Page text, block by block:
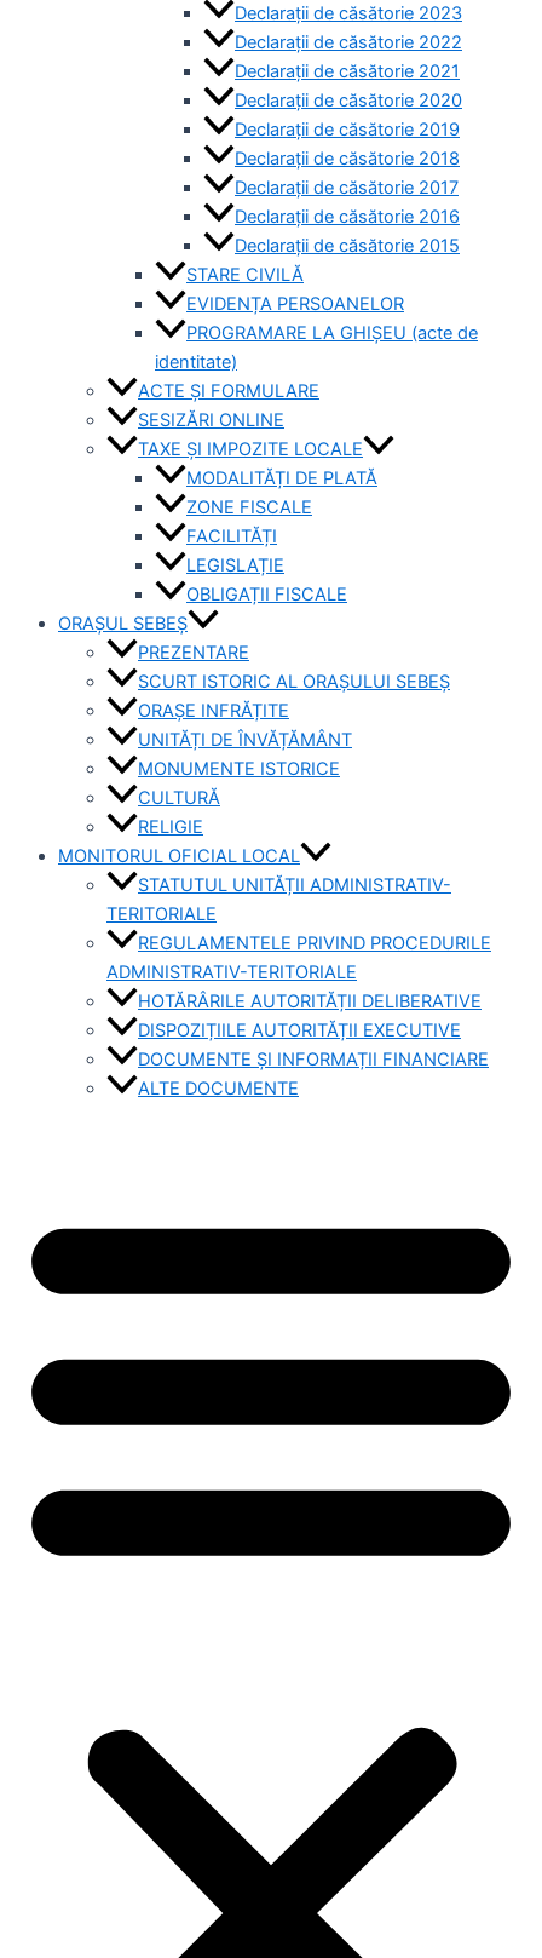
Declarații de căsătorie 2023
Declarații de căsătorie 2022
Declarații de căsătorie 2021
Declarații de căsătorie 2020
Declarații de căsătorie 2019
Declarații de căsătorie 2018
Declarații de căsătorie 2017
Declarații de căsătorie 2016
Declarații de căsătorie 2015
STARE CIVILĂ
EVIDENȚA PERSOANELOR
PROGRAMARE LA GHIȘEU (acte de
identitate)
ACTE ȘI FORMULARE
SESIZĂRI ONLINE
TAXE ȘI IMPOZITE LOCALE
MODALITĂȚI DE PLATĂ
ZONE FISCALE
FACILITĂȚI
LEGISLAȚIE
OBLIGAȚII FISCALE
ORAȘUL SEBEȘ
PREZENTARE
SCURT ISTORIC AL ORAȘULUI SEBEȘ
ORAȘE INFRĂȚITE
UNITĂȚI DE ÎNVĂȚĂMÂNT
MONUMENTE ISTORICE
CULTURĂ
RELIGIE
MONITORUL OFICIAL LOCAL
STATUTUL UNITĂȚII ADMINISTRATIV-
TERITORIALE
REGULAMENTELE PRIVIND PROCEDURILE
ADMINISTRATIV-TERITORIALE
HOTĂRÂRILE AUTORITĂȚII DELIBERATIVE
DISPOZIȚIILE AUTORITĂȚII EXECUTIVE
DOCUMENTE ȘI INFORMAȚII FINANCIARE
ALTE DOCUMENTE